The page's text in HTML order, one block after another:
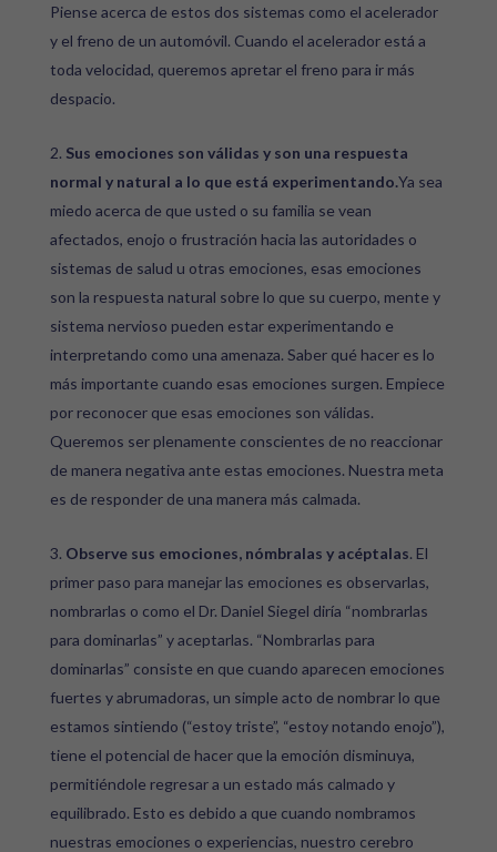
Piense acerca de estos dos sistemas como el acelerador
y el freno de un automóvil. Cuando el acelerador está a
toda velocidad, queremos apretar el freno para ir más
despacio.
Sus emociones son válidas y son una respuesta
normal y natural a lo que está experimentando.Ya sea
miedo acerca de que usted o su familia se vean
afectados, enojo o frustración hacia las autoridades o
sistemas de salud u otras emociones, esas emociones
son la respuesta natural sobre lo que su cuerpo, mente y
sistema nervioso pueden estar experimentando e
interpretando como una amenaza. Saber qué hacer es lo
más importante cuando esas emociones surgen. Empiece
por reconocer que esas emociones son válidas.
Queremos ser plenamente conscientes de no reaccionar
de manera negativa ante estas emociones. Nuestra meta
es de responder de una manera más calmada.
Observe sus emociones, nómbralas y acéptalas. El
primer paso para manejar las emociones es observarlas,
nombrarlas o como el Dr. Daniel Siegel diría “nombrarlas
para dominarlas” y aceptarlas. “Nombrarlas para
dominarlas” consiste en que cuando aparecen emociones
fuertes y abrumadoras, un simple acto de nombrar lo que
estamos sintiendo (“estoy triste”, “estoy notando enojo”),
tiene el potencial de hacer que la emoción disminuya,
permitiéndole regresar a un estado más calmado y
equilibrado. Esto es debido a que cuando nombramos
nuestras emociones o experiencias, nuestro cerebro